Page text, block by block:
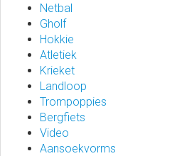
Netbal
Gholf
Hokkie
Atletiek
Krieket
Landloop
Trompoppies
Bergfiets
Video
Aansoekvorms